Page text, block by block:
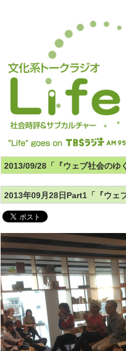
2013/09/28「『ウェブ社会のゆ
2013年09月28日Part1「『ウェ